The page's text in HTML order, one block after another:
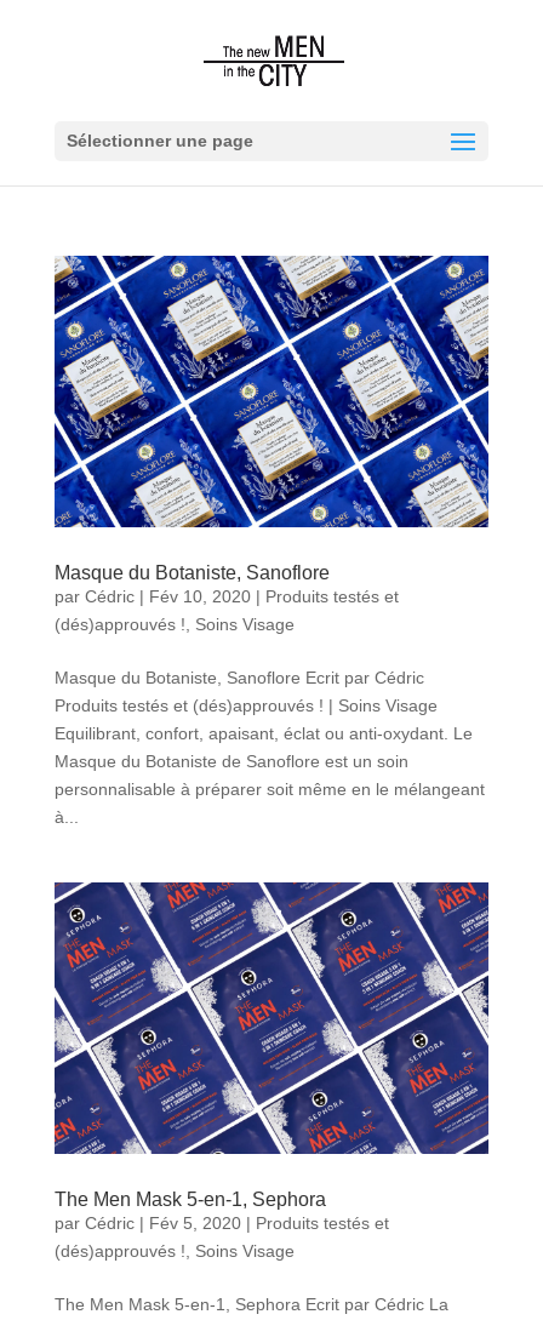
Sélectionner une page
Masque du Botaniste, Sanoflore
par Cédric| Fév 10, 2020| Produits testés et
(dés)approuvés !
Soins Visage
Masque du Botaniste, Sanoflore Ecrit par Cédric
Produits testés et (dés)approuvés ! | Soins Visage
Equilibrant, confort, apaisant, éclat ou anti-oxydant. Le
Masque du Botaniste de Sanoflore est un soin
personnalisable à préparer soit même en le mélangeant
à...
The Men Mask 5-en-1, Sephora
par Cédric| Fév 5, 2020| Produits testés et
(dés)approuvés !
Soins Visage
The Men Mask 5-en-1, Sephora Ecrit par Cédric La